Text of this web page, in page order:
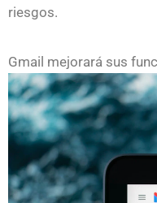
riesgos.
Gmail mejorará sus